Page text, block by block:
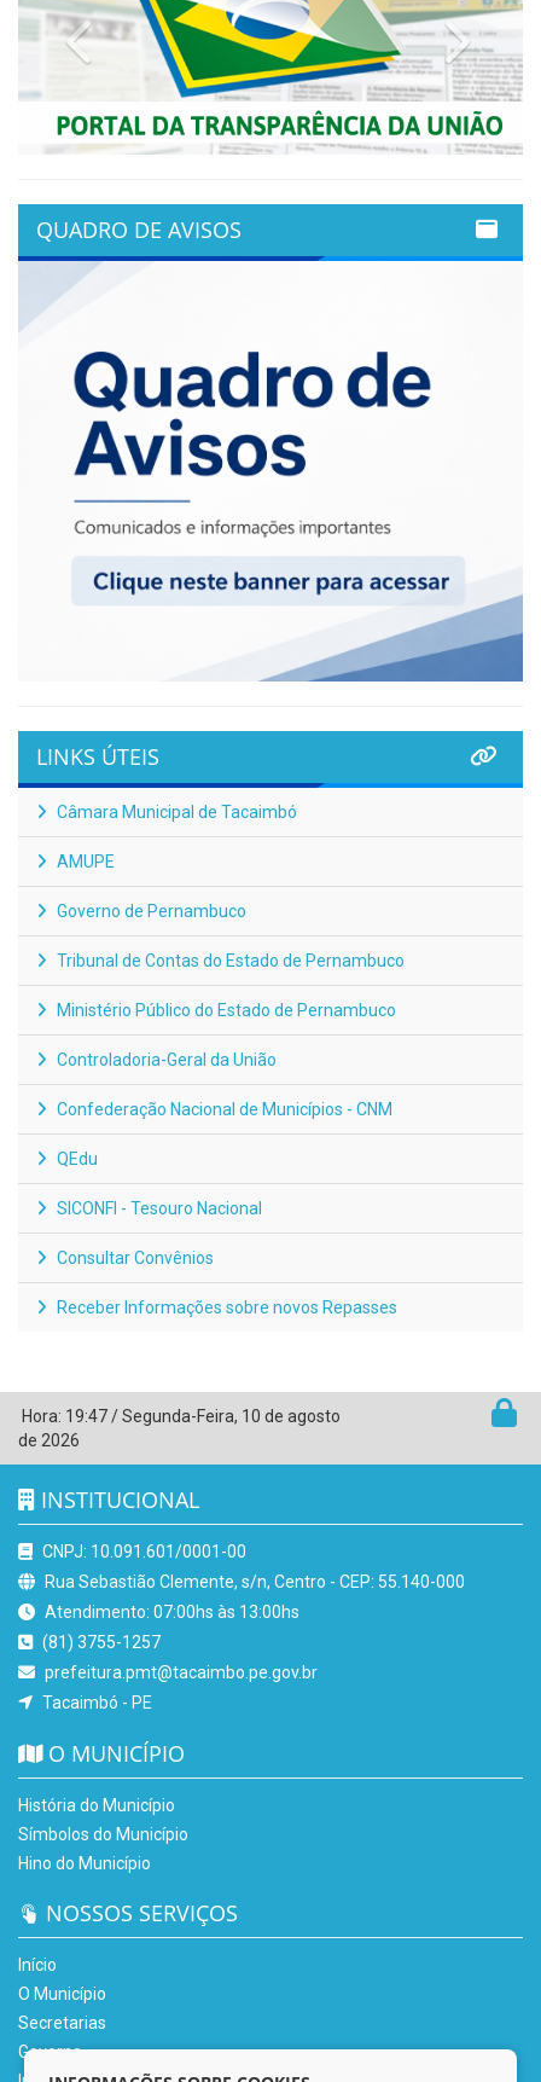
Previous Next
QUADRO DE AVISOS
LINKS ÚTEIS
Câmara Municipal de Tacaimbó
AMUPE
Governo de Pernambuco
Tribunal de Contas do Estado de Pernambuco
Ministério Público do Estado de Pernambuco
Controladoria-Geral da União
Confederação Nacional de Municípios - CNM
QEdu
SICONFI - Tesouro Nacional
Consultar Convênios
Receber Informações sobre novos Repasses
Hora: 19:47/Segunda-Feira, 10 de agosto
de 2026
INSTITUCIONAL
CNPJ: 10.091.601/0001-00
Rua Sebastião Clemente, s/n, Centro - CEP: 55.140-000
Atendimento: 07:00hs às 13:00hs
(81) 3755-1257
prefeitura.pmt@tacaimbo.pe.gov.br
Tacaimbó - PE
O MUNICÍPIO
História do Município
Símbolos do Município
Hino do Município
NOSSOS SERVIÇOS
Início
O Município
Secretarias
Governo